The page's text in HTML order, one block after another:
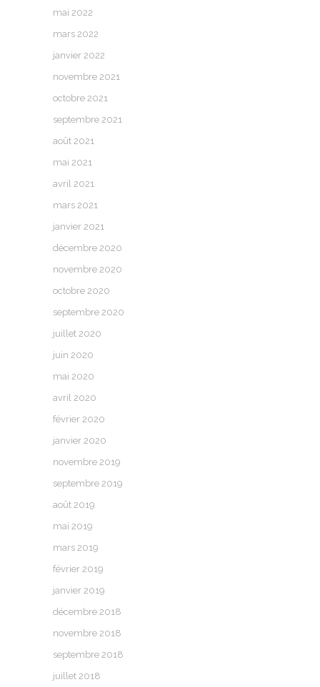
mai 2022
mars 2022
janvier 2022
novembre 2021
octobre 2021
septembre 2021
août 2021
mai 2021
avril 2021
mars 2021
janvier 2021
décembre 2020
novembre 2020
octobre 2020
septembre 2020
juillet 2020
juin 2020
mai 2020
avril 2020
février 2020
janvier 2020
novembre 2019
septembre 2019
août 2019
mai 2019
mars 2019
février 2019
janvier 2019
décembre 2018
novembre 2018
septembre 2018
juillet 2018